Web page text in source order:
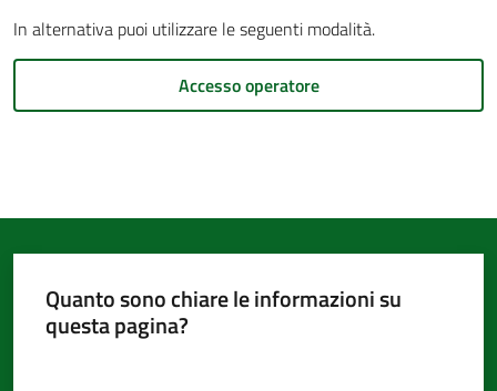
Amministrazione
argomenti...
Seguici
In alternativa puoi utilizzare le seguenti modalità.
Accesso operatore
Quanto sono chiare le informazioni su
questa pagina?